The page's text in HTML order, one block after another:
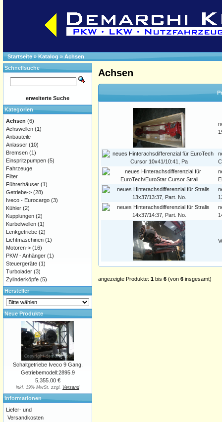
Startseite»Katalog » Achsen
Achsen
angezeigte Produkte: 1 bis 6 (von 6 insgesamt)
Schnellsuche
erweiterte Suche
Kategorien
Achsen (6)
Achswellen (1)
Anbauteile
Anlasser (10)
Bremsen (1)
Einspritzpumpen (5)
Fahrzeuge
Filter
Führerhäuser (1)
Getriebe-> (28)
Iveco - Eurocargo (3)
Kühler (2)
Kupplungen (2)
Kurbelwellen (1)
Lenkgetriebe (2)
Lichtmaschinen (1)
Motoren-> (16)
PKW - Anhänger (1)
Steuergeräte (1)
Turbolader (3)
Zylinderköpfe (5)
Hersteller
Neue Produkte
Schaltgetriebe Iveco 9 Gang,
Getriebemodell:2895.9
5,355.00 €
inkl. 19% MwSt. zzgl. Versand
Informationen
Liefer- und
Versandkosten